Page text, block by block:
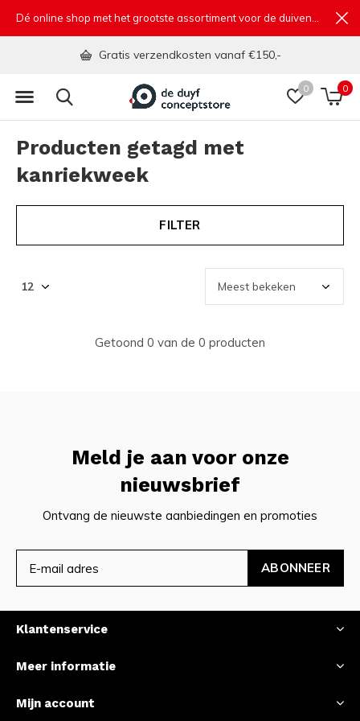
0 0
Gratis verzendkosten vanaf €150,-
Producten getagd met
kanriekweek
FILTER
Getoond 0 van de 0 producten
Meld je aan voor onze
nieuwsbrief
Ontvang de nieuwste aanbiedingen en promoties
ABONNEER
Klantenservice
Meer informatie
Mijn account